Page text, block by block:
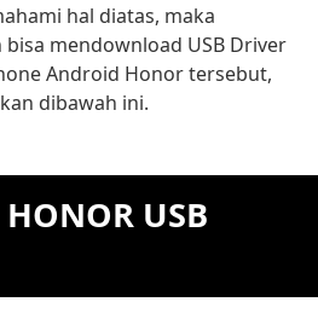
hal diatas, maka
mendownload USB Driver
Android Honor tersebut,
dibawah ini.
USB